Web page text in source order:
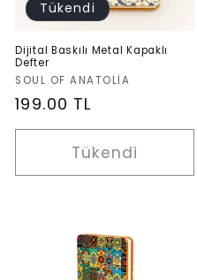
y
o
n
:
Tükendi
Dijital Baskılı Metal Kapaklı
Defter
Satıcı:
SOUL OF ANATOLIA
Normal
fiyat
199.00 TL
Tükendi